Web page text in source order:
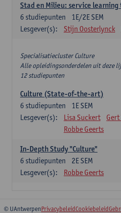
Stad en Milieu: service
1E/2E SEM
6 studiepunten
Lesgever(s):
Stijn Oosterlynck
Specialisatiecluster Culture
Alle opleidingsonderdelen uit deze
12 studiepunten
Culture (State-of-the-art)
1E SEM
6 studiepunten
Lesgever(s):
Lisa Suckert
Gert
Robbe Geerts
In-Depth Study "Culture"
2E SEM
6 studiepunten
Lesgever(s):
Robbe Geerts
© UAntwerpenPrivacybeleidCookiebeleid